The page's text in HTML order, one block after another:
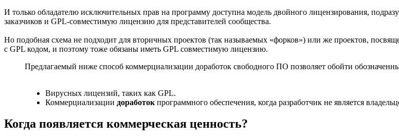
И только обладателю исключительных прав на программу доступна модель двойного лицензирования,
заказчиков и GPL-совместимую лицензию для представителей сообщества.
Но подобная схема не подходит для вторичных проектов (так называемых «форков») или же проектов,
с GPL кодом, и поэтому тоже обязаны иметь GPL совместимую лицензию.
Предлагаемый ниже способ коммерциализации доработок свободного ПО позволяет обойти
Вирусных лицензий, таких как GPL.
Коммерциализации доработок программного обеспечения, когда разработчик не является
Когда появляется коммерческая ценность?